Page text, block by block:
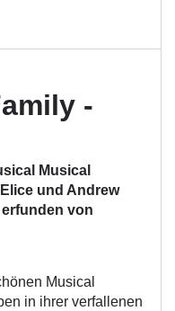
-
Musical
und Andrew
von
Musical
in ihrer verfallenen